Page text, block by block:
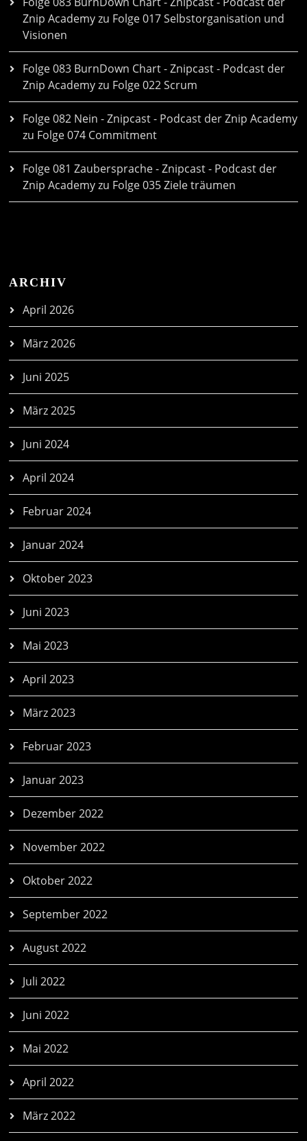
Znip Academyzu Folge 017 Selbstorganisation und
Visionen
Folge 083 BurnDown Chart - Znipcast - Podcast der
Znip Academyzu Folge 022 Scrum
Folge 082 Nein - Znipcast - Podcast der Znip Academy
zu Folge 074 Commitment
Folge 081 Zaubersprache - Znipcast - Podcast der
Znip Academyzu Folge 035 Ziele träumen
ARCHIV
April 2026
März 2026
Juni 2025
März 2025
Juni 2024
April 2024
Februar 2024
Januar 2024
Oktober 2023
Juni 2023
Mai 2023
April 2023
März 2023
Februar 2023
Januar 2023
Dezember 2022
November 2022
Oktober 2022
September 2022
August 2022
Juli 2022
Juni 2022
Mai 2022
April 2022
März 2022